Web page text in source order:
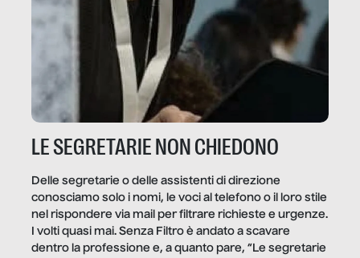
LE SEGRETARIE NON CHIEDONO
Delle segretarie o delle assistenti di direzione
conosciamo solo i nomi, le voci al telefono o il loro stile
nel rispondere via mail per filtrare richieste e urgenze.
I volti quasi mai. Senza Filtro è andato a scavare
dentro la professione e, a quanto pare, “Le segretarie